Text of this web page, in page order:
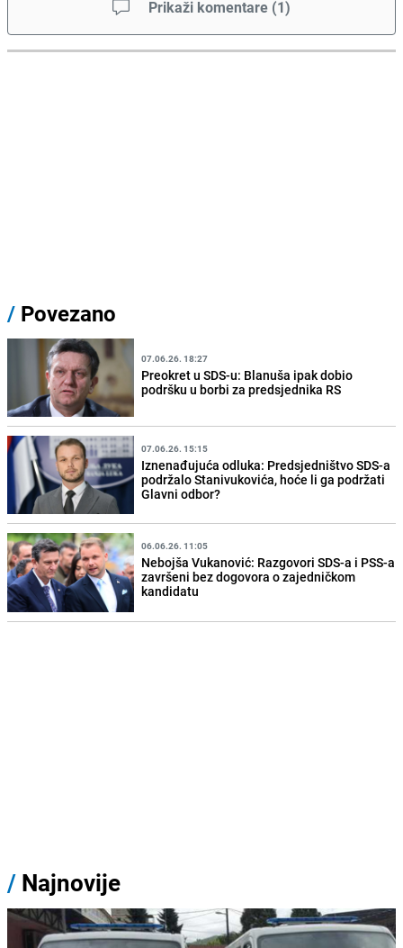
Prikaži komentare (1)
/ Povezano
07.06.26. 18:27
Preokret u SDS-u: Blanuša ipak dobio
podršku u borbi za predsjednika RS
07.06.26. 15:15
Iznenađujuća odluka: Predsjedništvo SDS-a
podržalo Stanivukovića, hoće li ga podržati
Glavni odbor?
06.06.26. 11:05
Nebojša Vukanović: Razgovori SDS-a i PSS-a
završeni bez dogovora o zajedničkom
kandidatu
/ Najnovije